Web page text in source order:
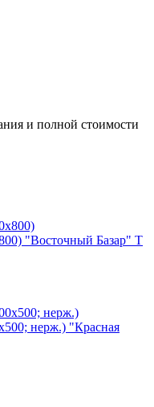
и полной стоимости
"Восточный Базар" Т
нерж.) "Красная